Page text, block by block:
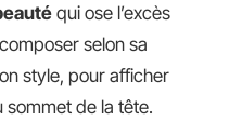
qui ose l’excès
selon sa
style, pour afficher
sommet de la tête.